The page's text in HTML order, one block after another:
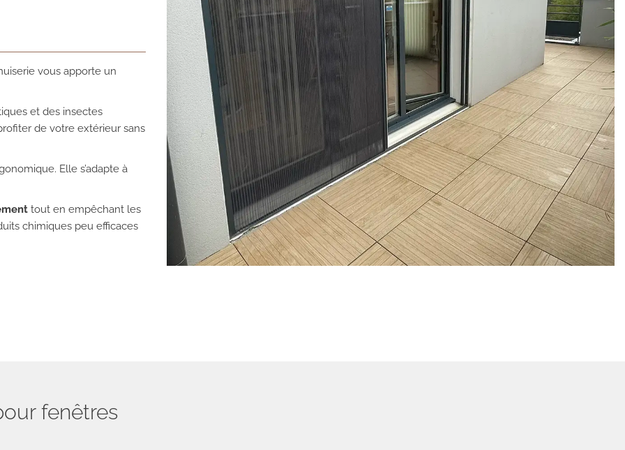
vous apporte un
et des insectes
de votre extérieur sans
Elle s’adapte à
tout en empêchant les
chimiques peu efficaces
fenêtres